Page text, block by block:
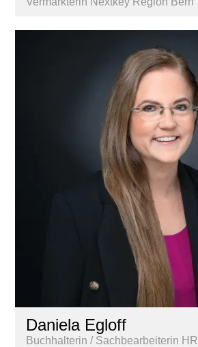
Daniela Egloff
Buchhalterin / Sachbearbeiterin HR